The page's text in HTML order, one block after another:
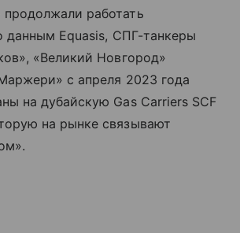
работать
данным Equasis, СПГ-танкеры
«Великий Новгород»
с апреля 2023 года
на дубайскую Gas Carriers SCF
на рынке связывают